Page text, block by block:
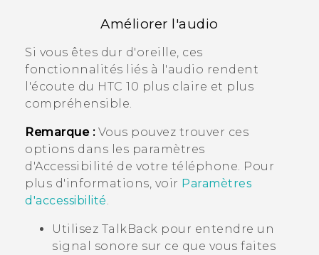
Améliorer l'audio
Si vous êtes dur d'oreille, ces
fonctionnalités liés à l'audio rendent
l'écoute du HTC 10 plus claire et plus
compréhensible.
Remarque :Vous pouvez trouver ces
options dans les paramètres
d'Accessibilité de votre téléphone. Pour
plus d'informations, voir Paramètres
d'accessibilité
Utilisez TalkBack pour entendre un
signal sonore sur ce que vous faites